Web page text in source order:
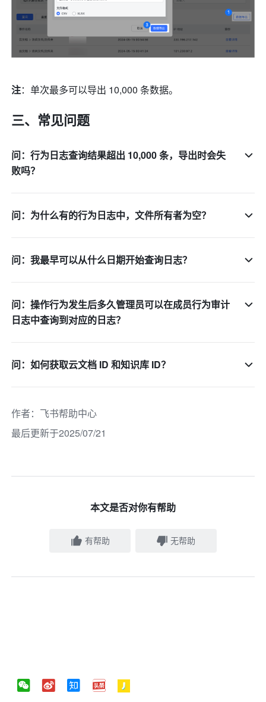
注：单次最多可以导出 10,000 条数据。
三、常见问题
问：行为日志查询结果超出 10,000 条，导出时会失
败吗？
问：为什么有的行为日志中，文件所有者为空？
问：我最早可以从什么日期开始查询日志？
问：操作行为发生后多久管理员可以在成员行为审计
日志中查询到对应的日志？
问：如何获取云文档 ID 和知识库 ID？
作者： 飞书帮助中心
最后更新于2025/07/21
本文是否对你有帮助
有帮助 无帮助